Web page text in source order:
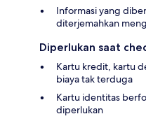
Informasi yang
diterjemahkan
Diperlukan saat
Kartu kredit, kartu
biaya tak terduga
Kartu identitas
diperlukan